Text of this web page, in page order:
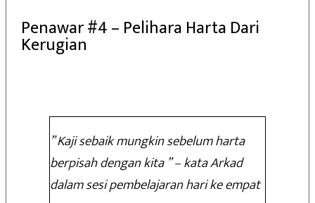
Penawar #4 – Pelihara Harta Dari
Kerugian
” Kaji sebaik mungkin sebelum harta
berpisah dengan kita ” – kata Arkad
dalam sesi pembelajaran hari ke empat